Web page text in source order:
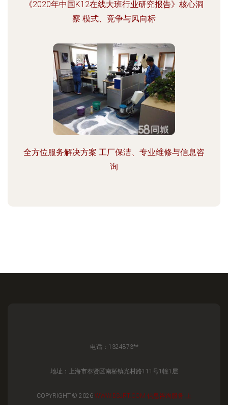
《2020年中国K12在线大班行业研究报告》核心洞
察 模式、竞争与风向标
全方位服务解决方案 工厂保洁、专业维修与信息咨
询
电话：1324873**
地址：上海市奉贤区南桥镇光村路111号1幢1层
COPYRIGHT © 2026 WWW.DSJRT.COM 信息咨询服务 上